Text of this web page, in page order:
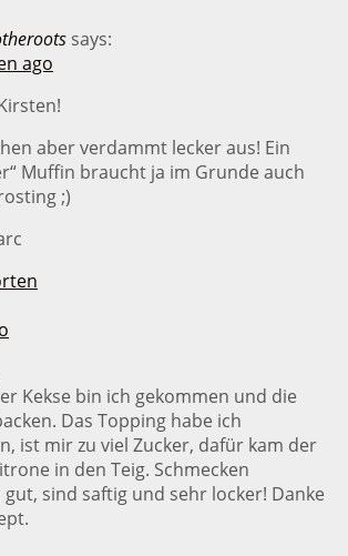
says:
ago
aber verdammt lecker aus! Ein
Muffin braucht ja im Grunde auch
;)
Kekse bin ich gekommen und die
Das Topping habe ich
ist mir zu viel Zucker, dafür kam der
in den Teig. Schmecken
sind saftig und sehr locker! Danke